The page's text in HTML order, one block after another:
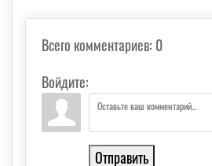
Всего комментариев: 0
Войдите:
Отправить